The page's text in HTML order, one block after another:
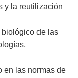
y la reutilización
biológico de las
en las normas de